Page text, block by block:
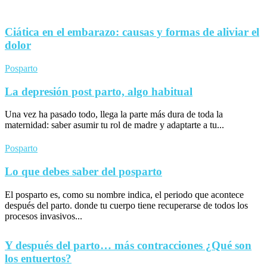
Ciática en el embarazo: causas y formas de aliviar el
dolor
Posparto
La depresión post parto, algo habitual
Una vez ha pasado todo, llega la parte más dura de toda la
maternidad: saber asumir tu rol de madre y adaptarte a tu...
Posparto
Lo que debes saber del posparto
El posparto es, como su nombre indica, el periodo que acontece
después del parto. donde tu cuerpo tiene recuperarse de todos los
procesos invasivos...
Y después del parto… más contracciones ¿Qué son
los entuertos?